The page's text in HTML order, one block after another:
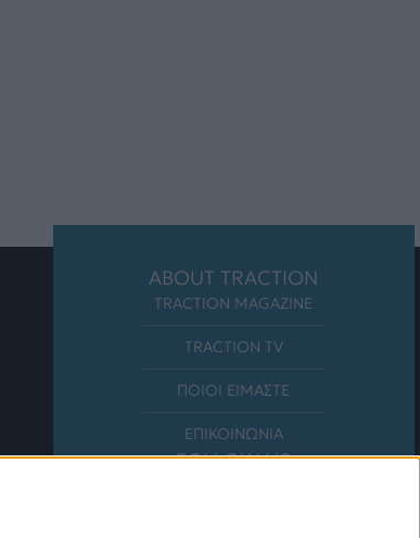
ABOUT TRACTION
TRACTION MAGAZINE
TRACTION TV
ΠΟΙΟΙ ΕΙΜΑΣΤΕ
ΕΠΙΚΟΙΝΩΝΙΑ
FOLLOW US